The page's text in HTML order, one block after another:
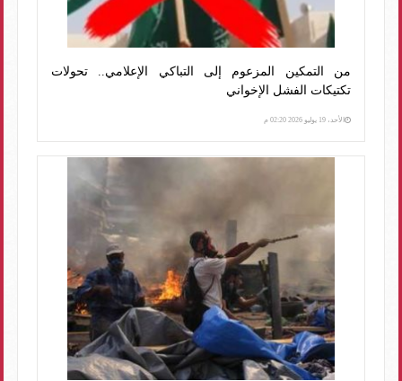
من التمكين المزعوم إلى التباكي الإعلامي.. تحولات
تكتيكات الفشل الإخواني
الأحد، 19 يوليو 2026 02:20 م